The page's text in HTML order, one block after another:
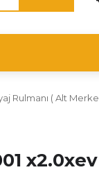
Rulmanı ( Alt